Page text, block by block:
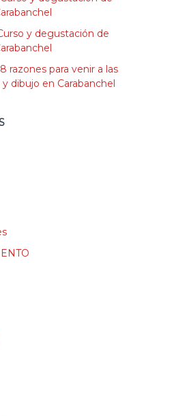
y degustación de
8 razones para venir a las
dibujo en Carabanchel